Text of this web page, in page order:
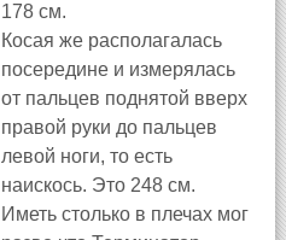
178 см.
Косая же располагалась
посередине и измерялась
от пальцев поднятой вверх
правой руки до пальцев
левой ноги, то есть
наискось. Это 248 см.
Иметь столько в плечах мог